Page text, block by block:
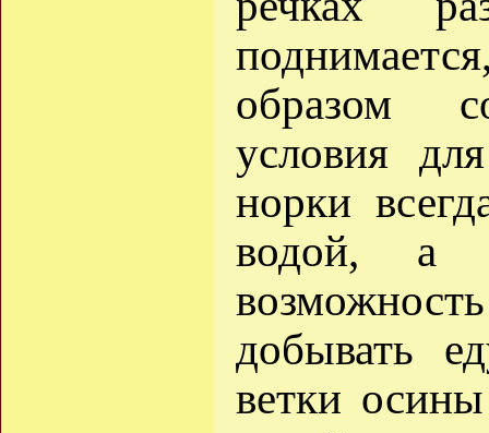
образом
условия
норки
водой, а
добывать
ветки